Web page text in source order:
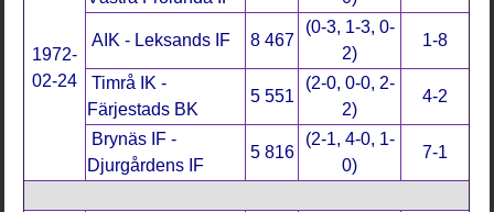
1972-
02-24
AIK - Leksands IF 8 467
(0-3, 1-3, 0-
2)
1-8
Timrå IK -
Färjestads BK
5 551
(2-0, 0-0, 2-
2)
4-2
Brynäs IF -
Djurgårdens IF
5 816
(2-1, 4-0, 1-
0)
7-1